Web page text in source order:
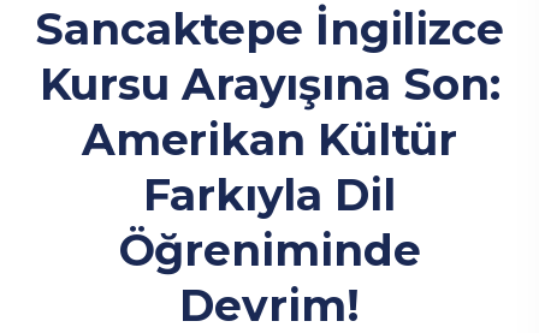
Sancaktepe İngilizce
Kursu Arayışına Son:
Amerikan Kültür
Farkıyla Dil
Öğreniminde
Devrim!